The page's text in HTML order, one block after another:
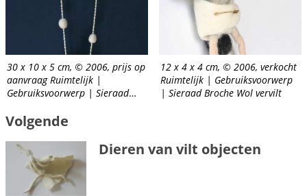
30 x 10 x 5 cm, © 2006, prijs op
aanvraag Ruimtelijk |
Gebruiksvoorwerp | Sieraad
zoetwaterparels
12 x 4 x 4 cm, © 2006, verkocht
Ruimtelijk | Gebruiksvoorwerp
| Sieraad Broche Wol vervilt
Volgende
Dieren van vilt objecten